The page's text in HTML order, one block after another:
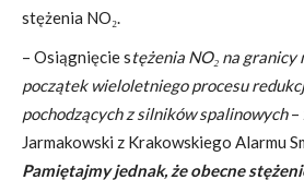
stężenia NO₂.
– Osiągnięcie stężenia NO₂ na
początek wieloletniego procesu
pochodzących z silników spalinowych–
Jarmakowski z Krakowskiego Alarmu
Pamiętajmy jednak, że obecne